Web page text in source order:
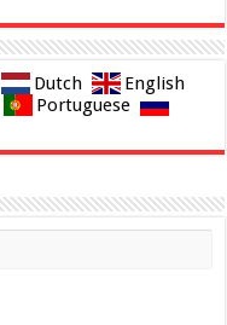
Dutch
English
Portuguese